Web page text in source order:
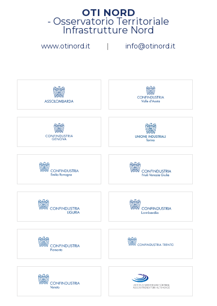
OTI NORD
- Osservatorio Territoriale
Infrastrutture Nord
www.otinord.it | info@otinord.it